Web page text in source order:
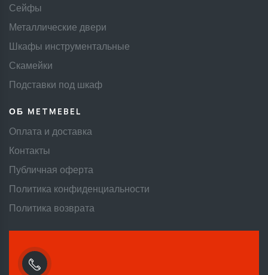
Сейфы
Металлические двери
Шкафы инструментальные
Скамейки
Подставки под шкаф
ОБ METMEBEL
Оплата и доставка
Контакты
Публичная оферта
Политика конфиденциальности
Политика возврата